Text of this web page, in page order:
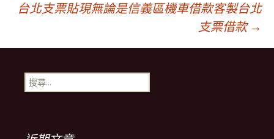
章
導
覽
台北支票貼現無論是信義區機車借款客製台北
支票借款 →
搜
尋